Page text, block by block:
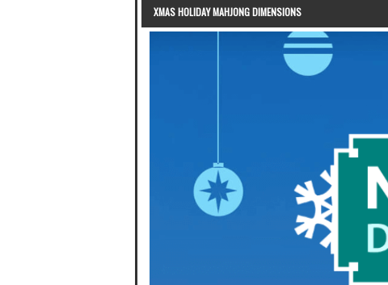
XMAS HOLIDAY MAHJONG DIMENSIONS